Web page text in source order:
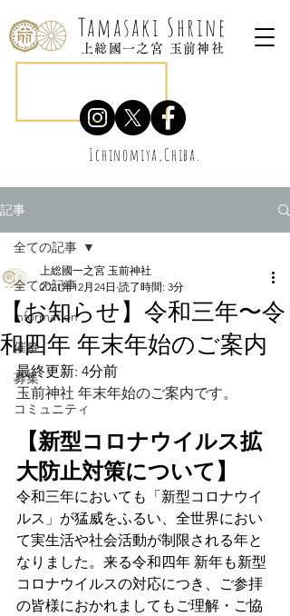
Tamasaki Shrine
上総國一之宮 玉前神社
Ichinomiya,Chiba.
記事
全ての記事
information
催事
募集
コミュニティ
全ての記事
【お知らせ】令和三年〜令
和四年 年末年始のご案内
上総國一之宮 玉前神社
2021年12月24日 読了時間: 3分
最終更新: 4分前
玉前神社 年末年始のご案内です。
【新型コロナウイルス拡
大防止対策について】
令和三年においても「新型コロナウイ
ルス」が猛威をふるい、全世界におい
て実生活や社会活動が制限される年と
なりました。来る令和四年 新年も新型
コロナウイルスの対応につき、ご参拝
の皆様におかれましてもご理解・ご協